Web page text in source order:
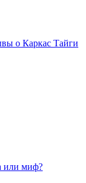
о Каркас Тайги
или миф?